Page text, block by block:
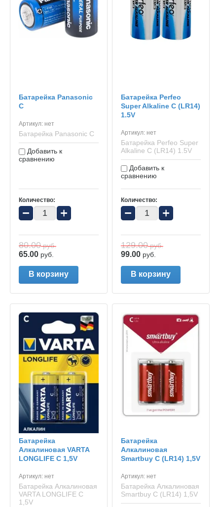
Батарейка Panasonic
C
Артикул: нет
Батарейка Panasonic C
Добавить к
сравнению
Количество:
− +
80.00руб.
65.00 руб.
В корзину
Батарейка Perfeo
Super Alkaline C (LR14)
1.5V
Артикул:нет
Батарейка Perfeo Super
Alkaline C (LR14) 1.5V
Добавить к
сравнению
Количество:
− +
129.00руб.
99.00 руб.
В корзину
Батарейка
Алкалиновая VARTA
LONGLIFE С 1,5V
Артикул: нет
Батарейкa Алкалиновая
VARTA LONGLIFE С
1,5V
Батарейка
Алкалиновая
Smartbuy С (LR14) 1,5V
Артикул:нет
Батарейка Алкалиновая
Smartbuy С (LR14) 1,5V